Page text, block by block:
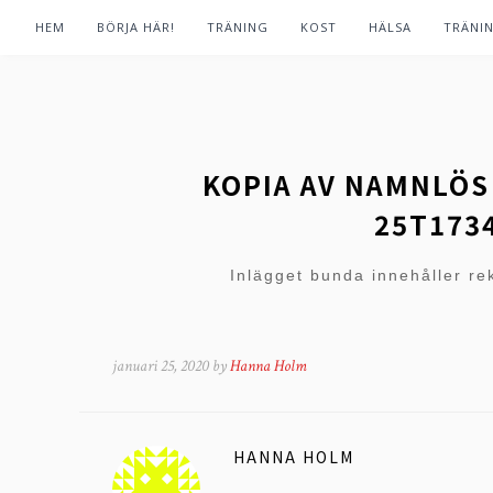
HEM BÖRJA HÄR! TRÄNING KOST HÄLSA
KOPIA AV
Inlägget bunda innehåller
januari 25, 2020 byHanna Holm
HANNA HOLM